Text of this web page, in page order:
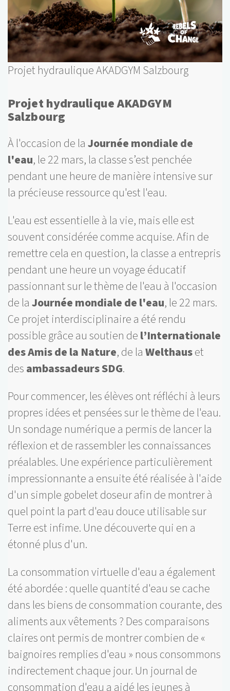
Projet hydraulique AKADGYM Salzbourg
Projet hydraulique AKADGYM
Salzbourg
À l'occasion de laJournée mondiale de
l'eau, le 22 mars, la classe s’est penchée
pendant une heure de manière intensive sur
la précieuse ressource qu'est l'eau.
L'eau est essentielle à la vie, mais elle est
souvent considérée comme acquise. Afin de
remettre cela en question, la classe a entrepris
pendant une heure un voyage éducatif
passionnant sur le thème de l'eau à l'occasion
de laJournée mondiale de l'eau, le 22 mars.
Ce projet interdisciplinaire a été rendu
possible grâce au soutien del’Internationale
des Amis de la Nature, de laWelthauset
desambassadeurs SDG.
Pour commencer, les élèves ont réfléchi à leurs
propres idées et pensées sur le thème de l'eau.
Un sondage numérique a permis de lancer la
réflexion et de rassembler les connaissances
préalables. Une expérience particulièrement
impressionnante a ensuite été réalisée à l'aide
d'un simple gobelet doseur afin de montrer à
quel point la part d'eau douce utilisable sur
Terre est infime. Une découverte qui en a
étonné plus d'un.
La consommation virtuelle d'eau a également
été abordée : quelle quantité d'eau se cache
dans les biens de consommation courante, des
aliments aux vêtements ? Des comparaisons
claires ont permis de montrer combien de «
baignoires remplies d'eau » nous consommons
indirectement chaque jour. Un journal de
consommation d'eau a aidé les jeunes à